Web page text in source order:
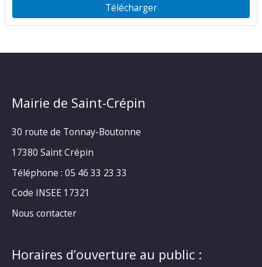
Télécharger
Mairie de Saint-Crépin
30 route de Tonnay-Boutonne
17380 Saint Crépin
Téléphone : 05 46 33 23 33
Code INSEE 17321
Nous contacter
Horaires d’ouverture au public :